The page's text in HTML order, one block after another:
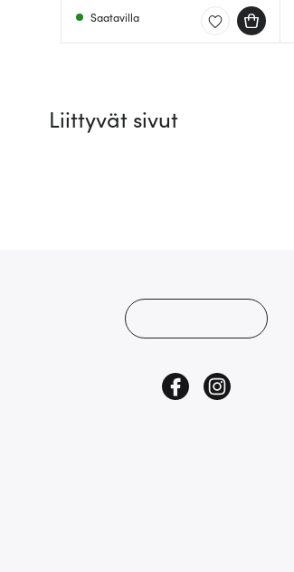
Saatavilla
Liittyvät sivut